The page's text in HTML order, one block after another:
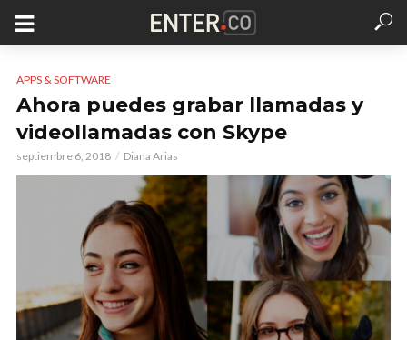
APPS & SOFTWARE
Ahora puedes grabar llamadas y
videollamadas con Skype
septiembre 6, 2018 Diana Arias